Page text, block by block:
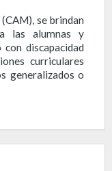
se brindan
las alumnas y
discapacidad
curriculares
generalizados o